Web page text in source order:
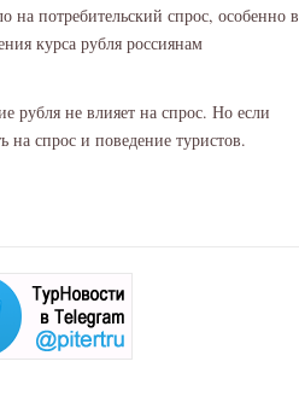
на потребительский спрос, особенно в
курса рубля россиянам
рубля не влияет на спрос. Но если
на спрос и поведение туристов.